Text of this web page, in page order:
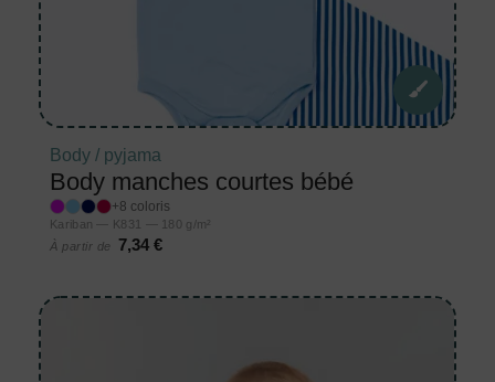
Body / pyjama
Body manches courtes bébé
+8 coloris
Kariban — K831 — 180 g/m²
À partir de
7,34 €